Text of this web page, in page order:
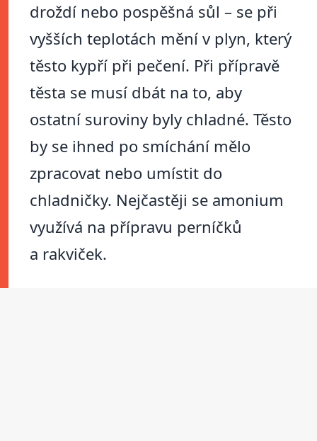
droždí nebo pospěšná sůl – se při
vyšších teplotách mění v plyn, který
těsto kypří při pečení. Při přípravě
těsta se musí dbát na to, aby
ostatní suroviny byly chladné. Těsto
by se ihned po smíchání mělo
zpracovat nebo umístit do
chladničky. Nejčastěji se amonium
využívá na přípravu perníčků
a rakviček.